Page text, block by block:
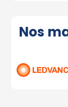
Nos